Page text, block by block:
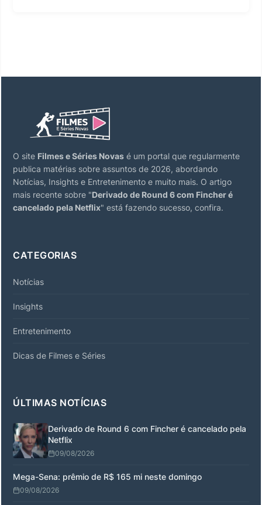
O site Filmes e Séries Novas é um portal que regularmente
publica matérias sobre assuntos de 2026, abordando
Notícias, Insights e Entretenimento e muito mais. O artigo
mais recente sobre "Derivado de Round 6 com Fincher é
cancelado pela Netflix" está fazendo sucesso, confira.
CATEGORIAS
Notícias
Insights
Entretenimento
Dicas de Filmes e Séries
ÚLTIMAS NOTÍCIAS
Derivado de Round 6 com Fincher é cancelado pela
Netflix
09/08/2026
Mega-Sena: prêmio de R$ 165 mi neste domingo
09/08/2026